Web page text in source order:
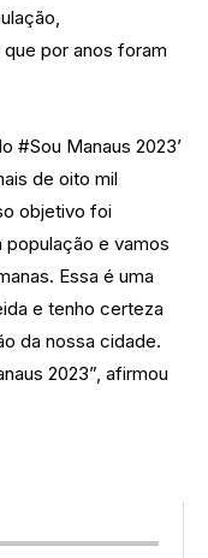
por anos foram
#Sou Manaus 2023’
de oito mil
objetivo foi
população e vamos
Essa é uma
e tenho certeza
da nossa cidade.
2023”, afirmou